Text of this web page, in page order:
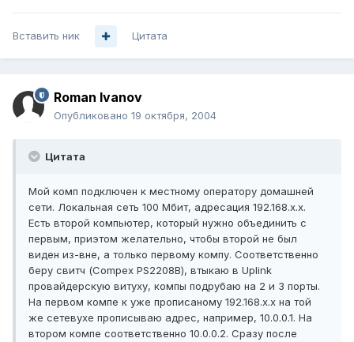
Вставить ник Цитата
Roman Ivanov
Опубликовано 19 октября, 2004
Цитата
Мой комп подключен к местному оператору домашней
сети. Локальная сеть 100 Мбит, адресация 192.168.х.х.
Есть второй компьютер, который нужно объединить с
первым, приэтом желательно, чтобы второй не был
виден из-вне, а только первому компу. Соответственно
беру свитч (Compex PS2208B), втыкаю в Uplink
провайдерскую витуху, компы подрубаю на 2 и 3 порты.
На первом компе к уже прописаному 192.168.х.х на той
же сетевухе прописываю адрес, например, 10.0.0.1. На
втором компе соответственно 10.0.0.2. Сразу после